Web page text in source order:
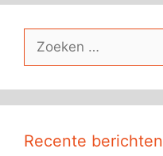
naar:
Recente berichten